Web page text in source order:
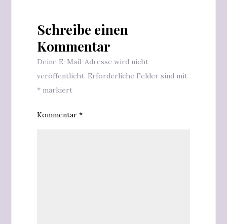
Schreibe einen
Kommentar
Deine E-Mail-Adresse wird nicht
veröffentlicht. Erforderliche Felder sind mit
* markiert
Kommentar*